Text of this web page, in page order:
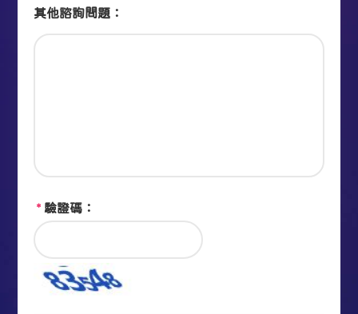
其他諮詢問題：
* 驗證碼：